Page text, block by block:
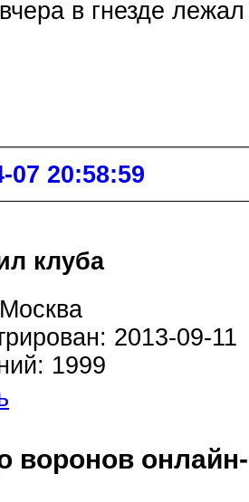
в гнезде
07 20:58:59
клуба
2013-09-11
1999
воронов